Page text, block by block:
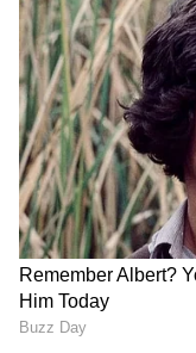
ಸಿನಿಮಾಗಳ ಆಯ್ಕೆ
ಅನುಷ್ಕಾ ಅನೇಕ
ಅನುಷ್ಕಾ ಶರ್ಮಾ
ಹಿಟ್ ಆಗಿವೆ.
ದೀಪಿಕಾ ಪಡುಕೋಣೆ,
ಕಾಣಿಸಿಕೊಂಡಿದ್ದು
ಪಡೆದುಕೊಂಡಿದ್ದಾರೆ.